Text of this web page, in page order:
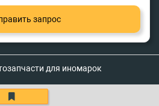
запрос
для иномарок